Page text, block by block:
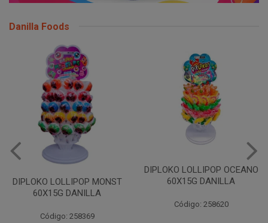
Danilla Foods
DIPLOKO LOLLIPOP MONST
60X15G DANILLA
Código: 258369
DIPLOKO LOLLIPOP OCEANO
60X15G DANILLA
Código: 258620